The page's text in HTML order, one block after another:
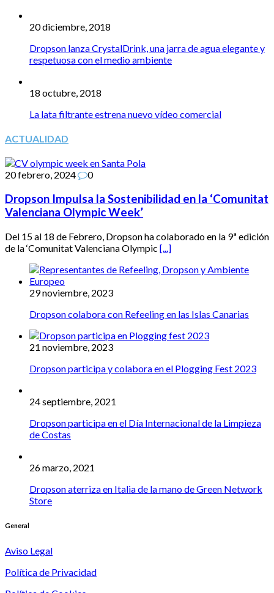
20 diciembre, 2018
Dropson lanza CrystalDrink, una jarra de agua elegante y
respetuosa con el medio ambiente
18 octubre, 2018
La lata filtrante estrena nuevo vídeo comercial
ACTUALIDAD
20 febrero, 2024 0
Dropson Impulsa la Sostenibilidad en la ‘Comunitat
Valenciana Olympic Week’
Del 15 al 18 de Febrero, Dropson ha colaborado en la 9ª edición
de la ‘Comunitat Valenciana Olympic [...]
29 noviembre, 2023
Dropson colabora con Refeeling en las Islas Canarias
21 noviembre, 2023
Dropson participa y colabora en el Plogging Fest 2023
24 septiembre, 2021
Dropson participa en el Día Internacional de la Limpieza
de Costas
26 marzo, 2021
Dropson aterriza en Italia de la mano de Green Network
Store
General
Aviso Legal
Política de Privacidad